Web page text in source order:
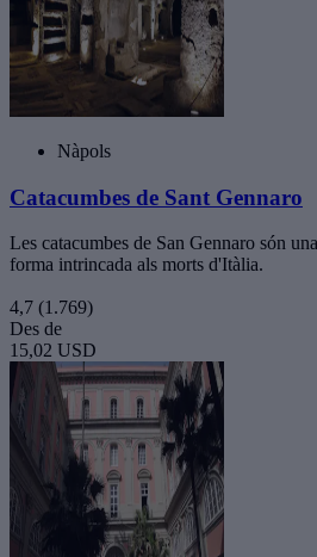
Nàpols
Catacumbes de Sant Gennaro
Les catacumbes de San Gennaro són
forma intrincada als morts d'Itàlia.
4,7 (1.769)
Des de
15,02 USD